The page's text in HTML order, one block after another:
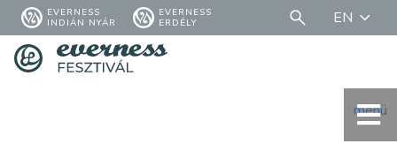
EVERNESS
INDIÁN NYÁR
EVERNESS
ERDÉLY
EN
menü